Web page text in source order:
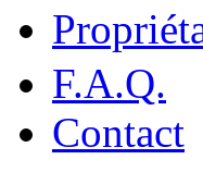
F.A.Q.
Contact